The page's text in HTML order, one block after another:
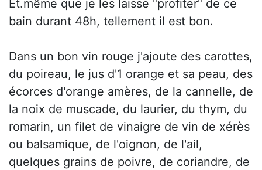
Et.même que je les laisse "profiter" de ce
bain durant 48h, tellement il est bon.
Dans un bon vin rouge j'ajoute des carottes,
du poireau, le jus d'1 orange et sa peau, des
écorces d'orange amères, de la cannelle, de
la noix de muscade, du laurier, du thym, du
romarin, un filet de vinaigre de vin de xérès
ou balsamique, de l'oignon, de l'ail,
quelques grains de poivre, de coriandre, de